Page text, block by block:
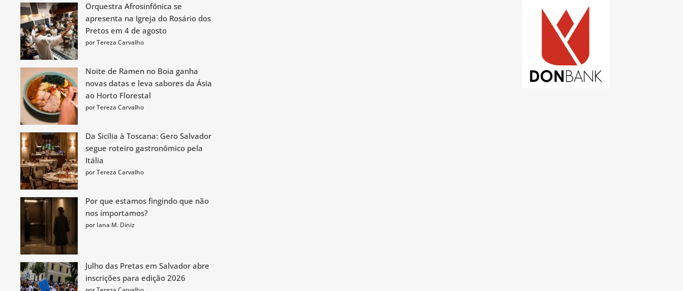
Orquestra Afrosinfônica se
apresenta na Igreja do Rosário dos
Pretos em 4 de agosto
por Tereza Carvalho
Noite de Ramen no Boia ganha
novas datas e leva sabores da Ásia
ao Horto Florestal
por Tereza Carvalho
Da Sicília à Toscana: Gero Salvador
segue roteiro gastronômico pela
Itália
por Tereza Carvalho
Por que estamos fingindo que não
nos importamos?
por Iana M. Diniz
Julho das Pretas em Salvador abre
inscrições para edição 2026